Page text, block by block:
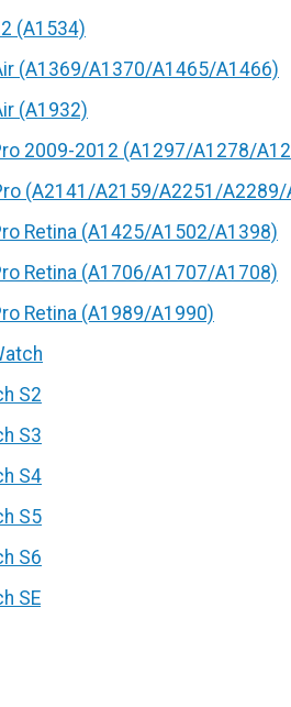
(А1534)
(A1369/A1370/A1465/A1466)
(A1932)
2009-2012 (A1297/A1278/
(А2141/А2159/А2251/A2289/
Retina (А1425/A1502/A1398)
Retina (А1706/A1707/A1708)
Retina (А1989/A1990)
S2
S3
S4
S5
S6
SE